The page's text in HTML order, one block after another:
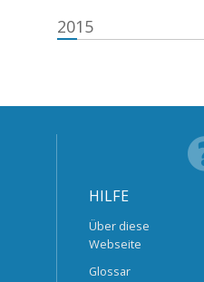
2015
HILFE
Über diese
Webseite
Glossar